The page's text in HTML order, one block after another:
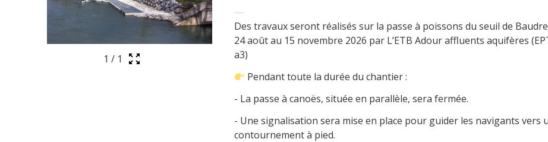
1 / 1
Des travaux seront réalisés sur la passe à poissons du seuil de
24 août au 15 novembre 2026 par L’ETB Adour affluents aquifères
a3)
Pendant toute la durée du chantier :
- La passe à canoës, située en parallèle, sera fermée.
- Une signalisation sera mise en place pour guider les navigants vers
contournement à pied.